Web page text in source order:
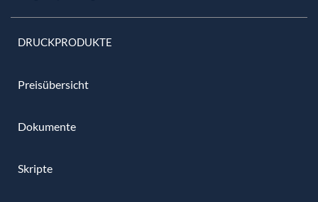
DRUCKPRODUKTE
Preisübersicht
Dokumente
Skripte